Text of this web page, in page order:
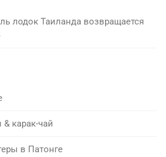
лодок Таиланда возвращается
карак-чай
в Патонге